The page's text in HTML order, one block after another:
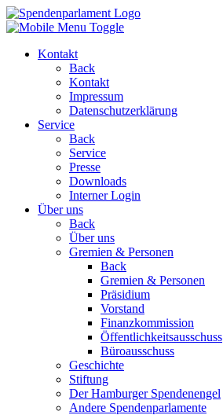
Kontakt
Back
Kontakt
Impressum
Datenschutzerklärung
Service
Back
Service
Presse
Downloads
Interner Login
Über uns
Back
Über uns
Gremien & Personen
Back
Gremien & Personen
Präsidium
Vorstand
Finanzkommission
Öffentlichkeitsausschuss
Büroausschuss
Geschichte
Stiftung
Der Hamburger Spendenengel
Andere Spendenparlamente